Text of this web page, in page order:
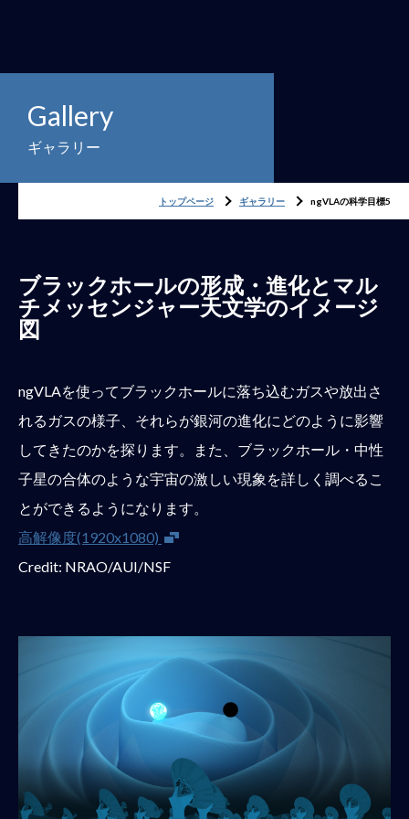
Gallery
ギャラリー
トップページ ギャラリー ngVLAの科学目標5
ブラックホールの形成・進化とマル
チメッセンジャー天文学のイメージ
図
ngVLAを使ってブラックホールに落ち込むガスや放出さ
れるガスの様子、それらが銀河の進化にどのように影響
してきたのかを探ります。また、ブラックホール・中性
子星の合体のような宇宙の激しい現象を詳しく調べるこ
とができるようになります。
高解像度(1920x1080)
新しいウインドウが開きます
Credit: NRAO/AUI/NSF